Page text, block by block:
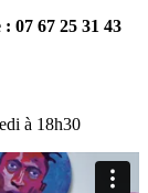
07 67 25 31 43
à 18h30